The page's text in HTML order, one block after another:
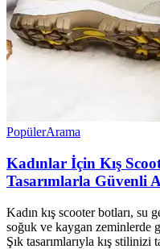
PopülerArama
Kadınlar İçin Kış
Tasarımlarla Güvenli
Kadın kış scooter botları, su
soğuk ve kaygan zeminlerde
Şık tasarımlarıyla kış stilinizi